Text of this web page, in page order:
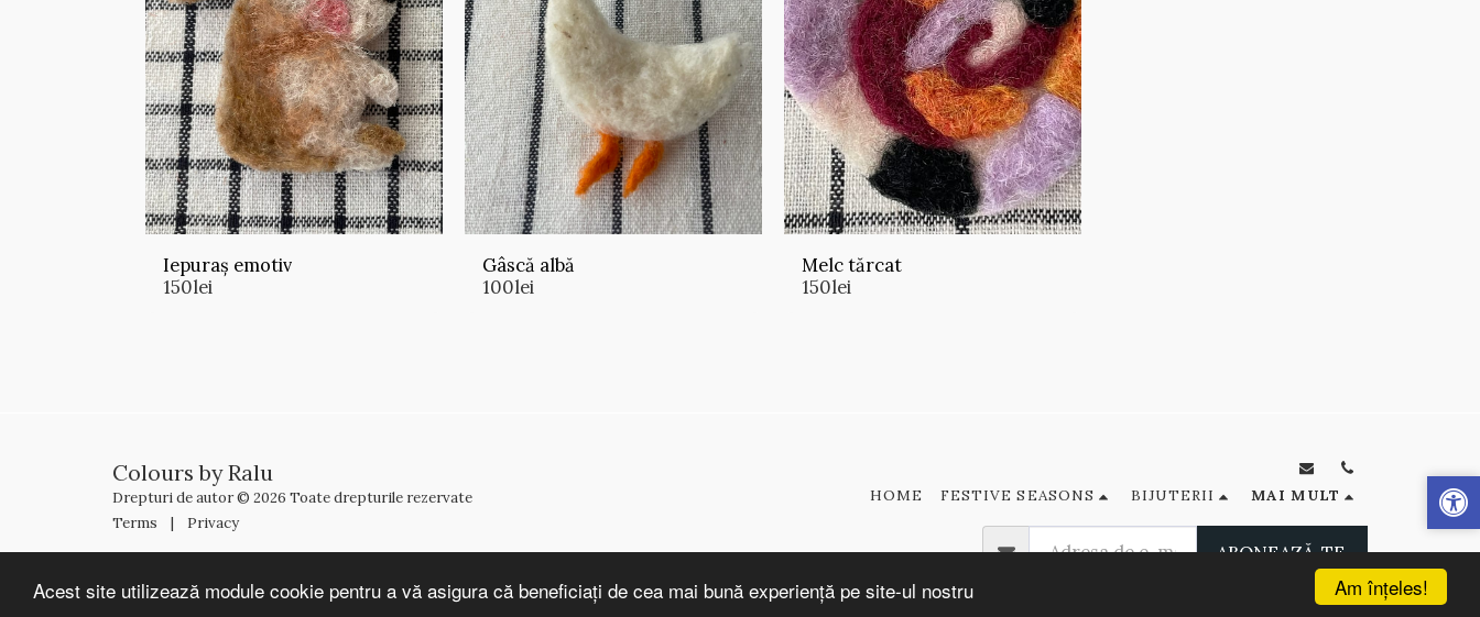
Am înţeles!
Acest site utilizează module cookie pentru a vă asigura că beneficiați de cea mai bună experiență pe site-ul nostru
Iepuraș emotiv
150lei
Gâscă albă
100lei
Melc tărcat
150lei
Colours by Ralu
Drepturi de autor © 2026 Toate drepturile rezervate
Terms | Privacy
HOME FESTIVE SEASONS BIJUTERII MAI MULT
ABONEAZĂ-TE